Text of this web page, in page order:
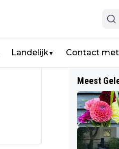
Landelijk▼ Contact
Meest